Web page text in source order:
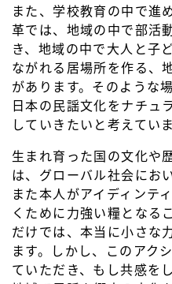
また、学校教育の中で進
革では、地域の中で部活
き、地域の中で大人と子
ながれる居場所を作る、
があります。そのような
日本の民謡文化をナチュ
していきたいと考えていま
生まれ育った国の文化や
は、グローバル社会にお
また本人がアイディンテ
くために力強い糧となる
だけでは、本当に小さな
ます。しかし、このアク
ていただき、もし共感を